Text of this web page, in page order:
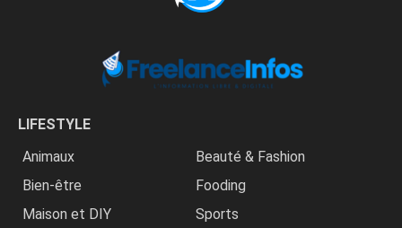
LIFESTYLE
Animaux
Beauté & Fashion
Bien-être
Fooding
Maison et DIY
Sports